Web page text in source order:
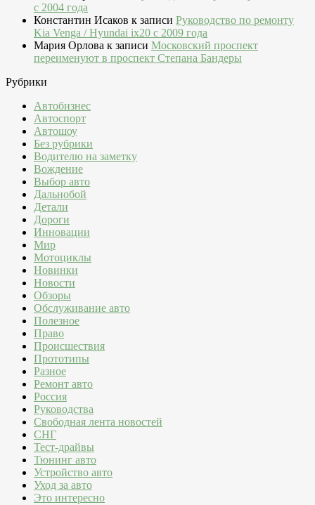
c 2004 года
Константин Исаков к записи Руководство по ремонту
Kia Venga / Hyundai ix20 c 2009 года
Мария Орлова к записи Московский проспект
переименуют в проспект Степана Бандеры
Рубрики
Автобизнес
Автоспорт
Автошоу
Без рубрики
Водителю на заметку
Вождение
Выбор авто
Дальнобой
Детали
Дороги
Инновации
Мир
Мотоциклы
Новинки
Новости
Обзоры
Обслуживание авто
Полезное
Право
Происшествия
Прототипы
Разное
Ремонт авто
Россия
Руководства
Свободная лента новостей
СНГ
Тест-драйвы
Тюнинг авто
Устройство авто
Уход за авто
Это интересно